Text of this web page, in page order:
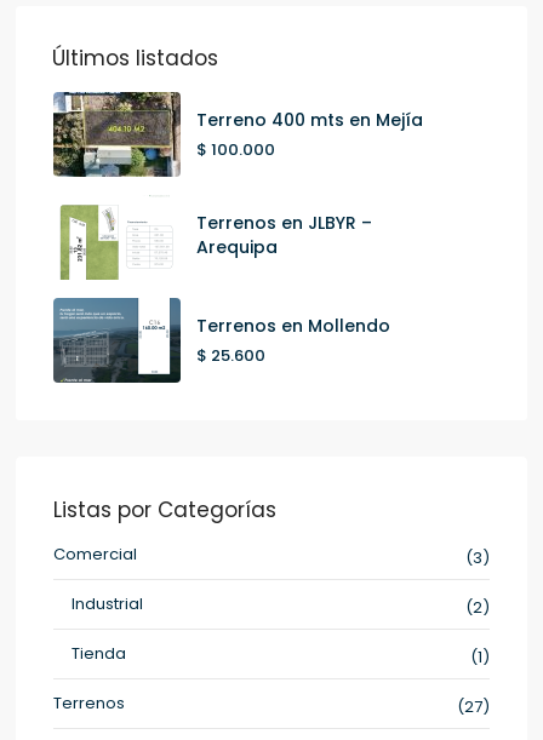
Últimos listados
Terreno 400 mts en Mejía
$ 100.000
Terrenos en JLBYR –
Arequipa
Terrenos en Mollendo
$ 25.600
Listas por Categorías
Comercial
(3)
Industrial
(2)
Tienda
(1)
Terrenos
(27)